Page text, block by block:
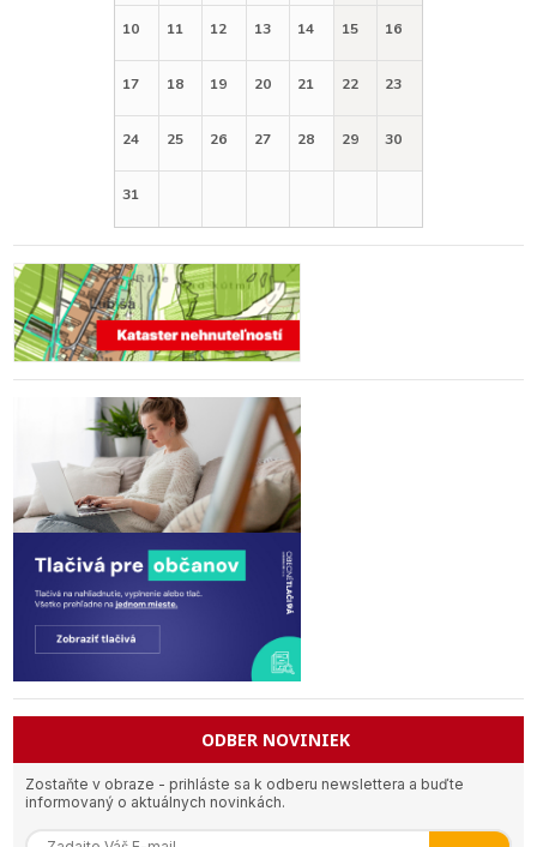
10 11 12 13 14 15 16
17 18 19 20 21 22 23
24 25 26 27 28 29 30
31
ODBER NOVINIEK
Zostaňte v obraze - prihláste sa k odberu newslettera a buďte
informovaný o aktuálnych novinkách.